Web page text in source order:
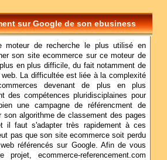
sur Google de son ebusiness
moteur de recherche le plus utilisé en
son site ecommerce sur ce moteur de
en plus difficile, du fait notamment de
La difficultée est liée à la complexité
devenant de plus en plus
des compétences pluridisciplaines pour
une campagne de référencment de
son algorithme de classement des pages
il faut s'adapter très rapidement à ces
pas que son site ecommerce soit perdu
référencés sur Google. Afin de vous
projet, ecommerce-referencement.com